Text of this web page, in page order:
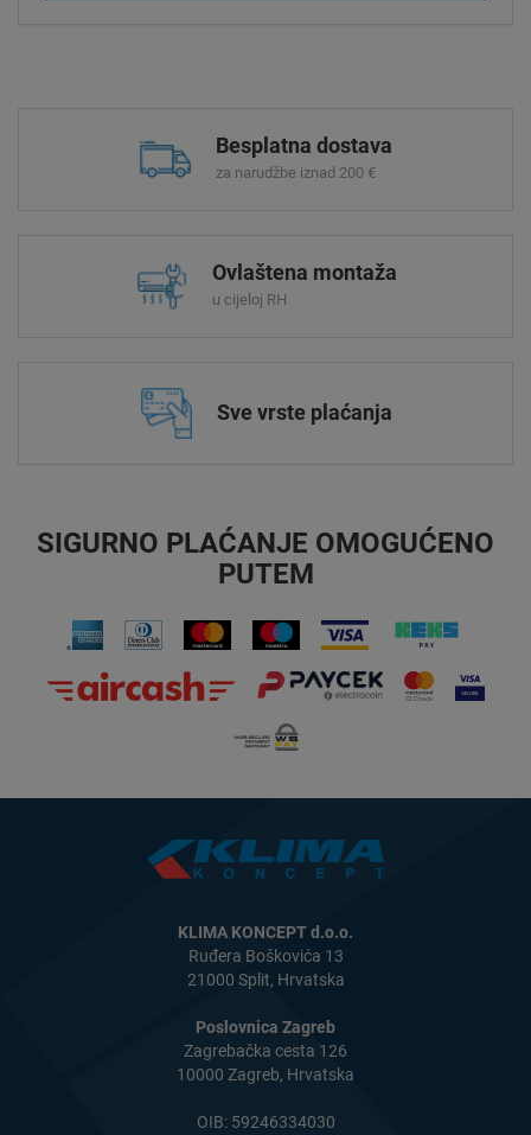
Besplatna dostava
za narudžbe iznad 200 €
Ovlaštena montaža
u cijeloj RH
Sve vrste plaćanja
SIGURNO PLAĆANJE OMOGUĆENO
PUTEM
KLIMA KONCEPT d.o.o.
Ruđera Boškovića 13
21000 Split, Hrvatska
Poslovnica Zagreb
Zagrebačka cesta 126
10000 Zagreb, Hrvatska
OIB: 59246334030